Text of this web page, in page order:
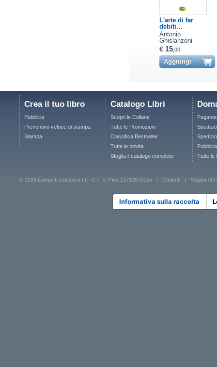
L'arte di far
debiti…
Antonio
Ghislanzoni
€ 15,00
Aggiungi
Crea il tuo libro
Pubblica
Preventivo veloce di stampa
Stampa
Catalogo Libri
Scopri le Collane
Tutte le Promozioni
Classifica Bestseller
Tutte le novità
Sfoglia il catalogo completo
Tutte le
© 2026 Lampi di stampa s.r.l. - C.F. e P.iva 12713970155 | Contatti Mappa del
Informativa sulla raccolta